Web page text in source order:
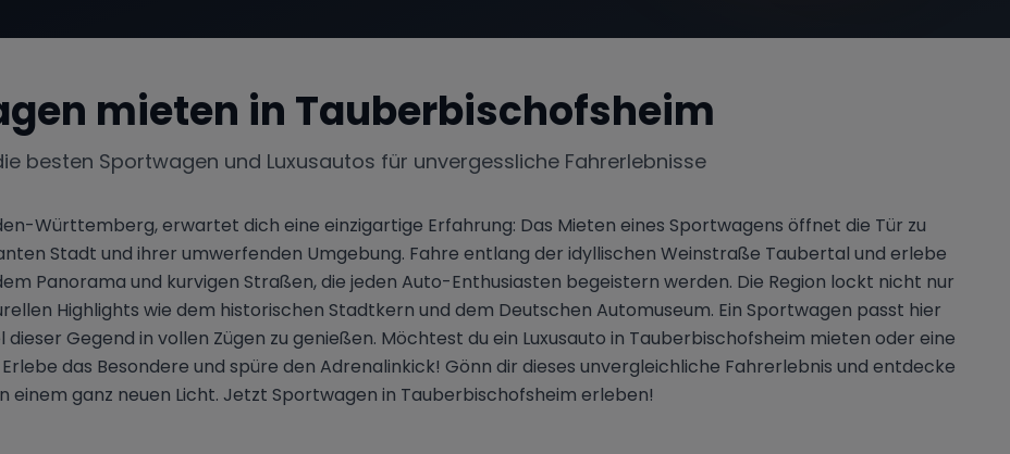
mieten in Tauberbischofsheim
besten Sportwagen und Luxusautos für unvergessliche Fahrerlebnisse
Württemberg, erwartet dich eine einzigartige Erfahrung: Das Mieten eines Sportwagens öffnet die Tür zu
Stadt und ihrer umwerfenden Umgebung. Fahre entlang der idyllischen Weinstraße Taubertal und erlebe
Panorama und kurvigen Straßen, die jeden Auto-Enthusiasten begeistern werden. Die Region lockt nicht nur
Highlights wie dem historischen Stadtkern und dem Deutschen Automuseum. Ein Sportwagen passt hier
Gegend in vollen Zügen zu genießen. Möchtest du ein Luxusauto in Tauberbischofsheim mieten oder eine
das Besondere und spüre den Adrenalinkick! Gönn dir dieses unvergleichliche Fahrerlebnis und entdecke
einem ganz neuen Licht. Jetzt Sportwagen in Tauberbischofsheim erleben!